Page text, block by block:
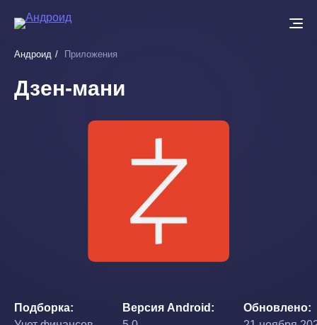
основному
Андроид Приложения
Дзен-мани
Подборка
Версия Android
Обновлено